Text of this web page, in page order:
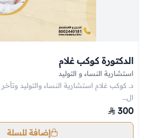
الدكتورة كوكب غلام
استشارية النساء و التوليد
د. كوكب غلام استشارية النساء والتوليد
ال...
300
إضافة للسلة